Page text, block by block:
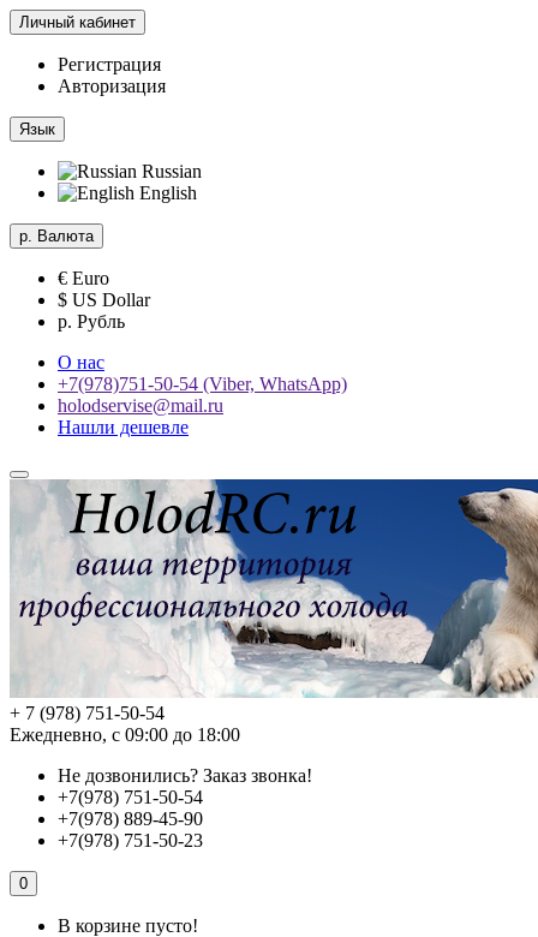
Личный кабинет
Регистрация
Авторизация
Язык
Russian
English
р. Валюта
€ Euro
$ US Dollar
р. Рубль
О нас
+7(978)751-50-54 (Viber, WhatsApp)
holodservise@mail.ru
Нашли дешевле
+ 7 (978) 751-50-54
Ежедневно, с 09:00 до 18:00
Не дозвонились? Заказ звонка!
+7(978) 751-50-54
+7(978) 889-45-90
+7(978) 751-50-23
0
В корзине пусто!